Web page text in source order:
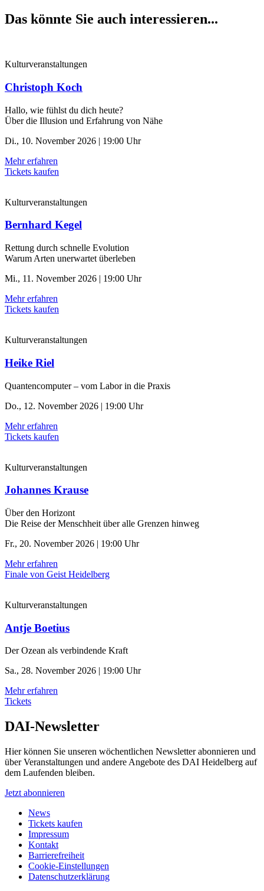
Das könnte Sie auch interessieren...
Kulturveranstaltungen
Christoph Koch
Hallo, wie fühlst du dich heute?
Über die Illusion und Erfahrung von Nähe
Di., 10. November 2026 | 19:00 Uhr
Mehr erfahren
Tickets kaufen
Kulturveranstaltungen
Bernhard Kegel
Rettung durch schnelle ­Evolution
Warum Arten unerwartet überleben
Mi., 11. November 2026 | 19:00 Uhr
Mehr erfahren
Tickets kaufen
Kulturveranstaltungen
Heike Riel
Quantencomputer – vom Labor in die Praxis
Do., 12. November 2026 | 19:00 Uhr
Mehr erfahren
Tickets kaufen
Kulturveranstaltungen
Johannes Krause
Über den Horizont
Die Reise der Menschheit über alle Grenzen hinweg
Fr., 20. November 2026 | 19:00 Uhr
Mehr erfahren
Finale von Geist Heidelberg
Kulturveranstaltungen
Antje Boetius
Der Ozean als verbindende Kraft
Sa., 28. November 2026 | 19:00 Uhr
Mehr erfahren
Tickets
DAI-Newsletter
Hier können Sie unseren wöchentlichen Newsletter abonnieren und
über Veranstaltungen und andere Angebote des DAI Heidelberg auf
dem Laufenden bleiben.
Jetzt abonnieren
News
Tickets kaufen
Impressum
Kontakt
Barrierefreiheit
Cookie-Einstellungen
Datenschutzerklärung